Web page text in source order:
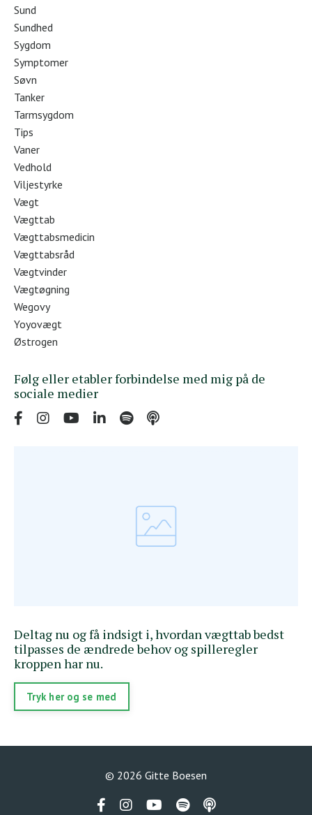
Sund
Sundhed
Sygdom
Symptomer
Søvn
Tanker
Tarmsygdom
Tips
Vaner
Vedhold
Viljestyrke
Vægt
Vægttab
Vægttabsmedicin
Vægttabsråd
Vægtvinder
Vægtøgning
Wegovy
Yoyovægt
Østrogen
Følg eller etabler forbindelse med mig på de
sociale medier
Deltag nu og få indsigt i, hvordan vægttab bedst
tilpasses de ændrede behov og spilleregler
kroppen har nu.
Tryk her og se med
© 2026 Gitte Boesen